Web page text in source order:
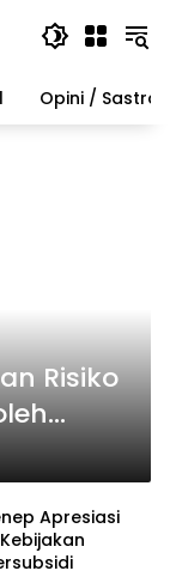
Opini / Sastra
Risiko
Apresiasi